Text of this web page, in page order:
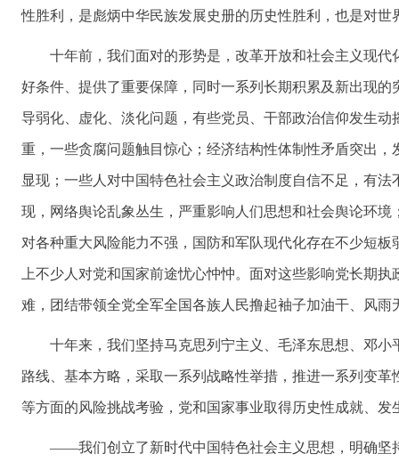
性胜利，是彪炳中华民族发展史册的历史性胜利，也是对世
十年前，我们面对的形势是，改革开放和社会主义现
好条件、提供了重要保障，同时一系列长期积累及新出现
导弱化、虚化、淡化问题，有些党员、干部政治信仰发生
重，一些贪腐问题触目惊心；经济结构性体制性矛盾突出
显现；一些人对中国特色社会主义政治制度自信不足，有
现，网络舆论乱象丛生，严重影响人们思想和社会舆论环
对各种重大风险能力不强，国防和军队现代化存在不少短
上不少人对党和国家前途忧心忡忡。面对这些影响党长期
难，团结带领全党全军全国各族人民撸起袖子加油干、风
十年来，我们坚持马克思列宁主义、毛泽东思想、邓
路线、基本方略，采取一系列战略性举措，推进一系列变
等方面的风险挑战考验，党和国家事业取得历史性成就、
——我们创立了新时代中国特色社会主义思想，明确坚